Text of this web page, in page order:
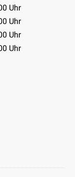
Uhr
Uhr
Uhr
Uhr